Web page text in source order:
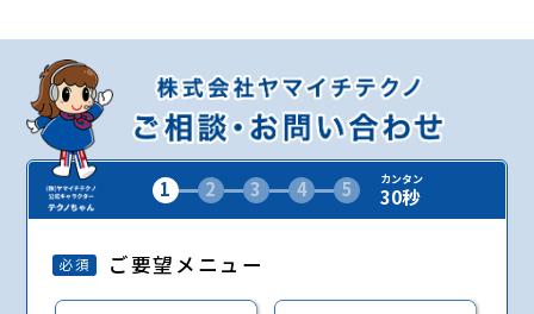
1 2 3 4 5 カンタン
30秒
必須 ご要望メニュー